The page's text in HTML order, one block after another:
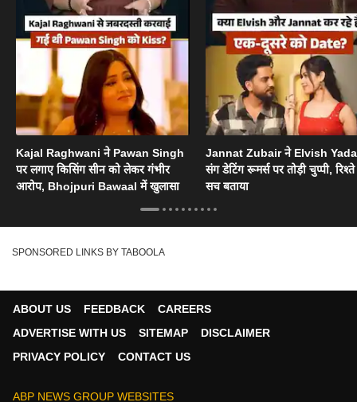
Kajal Raghwani ने Pawan Singh
पर लगाए किसिंग सीन को लेकर गंभीर
आरोप, Bhojpuri Bawaal में खुलासा
Jannat Zubair ने Elvish
संग डेटिंग रूमर्स पर तोड़ी चुप्पी,
सच बताया
SPONSORED LINKS BY TABOOLA
ABOUT US FEEDBACK
CAREERS
ADVERTISE WITH US
SITEMAP
DISCLAIMER
PRIVACY POLICY
CONTACT US
ABP NEWS GROUP WEBSITES